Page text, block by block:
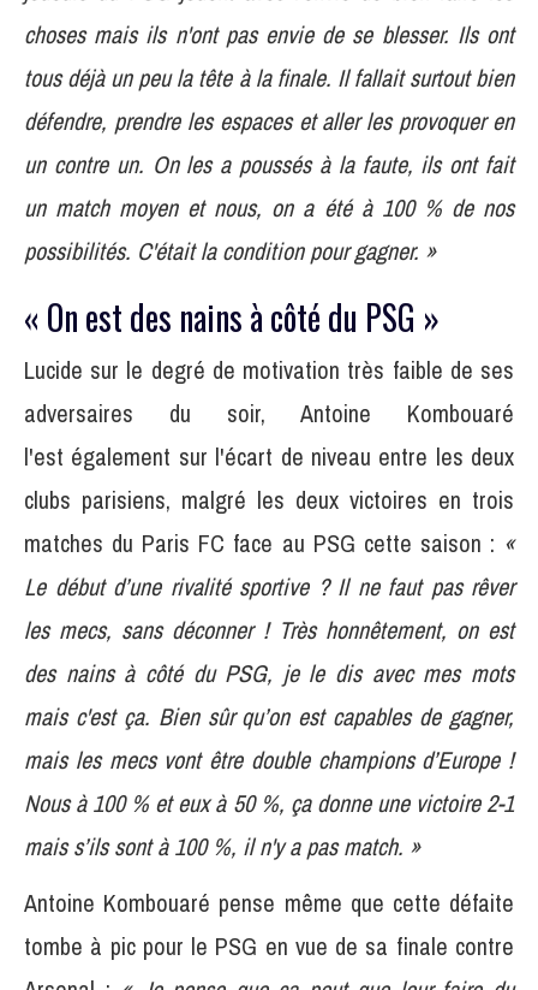
choses mais ils n'ont pas envie de se blesser. Ils ont
tous déjà un peu la tête à la finale. Il fallait surtout bien
défendre, prendre les espaces et aller les provoquer en
un contre un. On les a poussés à la faute, ils ont fait
un match moyen et nous, on a été à 100 % de nos
possibilités. C'était la condition pour gagner. »
« On est des nains à côté du PSG »
Lucide sur le degré de motivation très faible de ses
adversaires du soir, Antoine Kombouaré
l'est également sur l'écart de niveau entre les deux
clubs parisiens, malgré les deux victoires en trois
matches du Paris FC face au PSG cette saison : «
Le début d’une rivalité sportive ? Il ne faut pas rêver
les mecs, sans déconner ! Très honnêtement, on est
des nains à côté du PSG, je le dis avec mes mots
mais c'est ça. Bien sûr qu’on est capables de gagner,
mais les mecs vont être double champions d’Europe !
Nous à 100 % et eux à 50 %, ça donne une victoire 2-1
mais s’ils sont à 100 %, il n'y a pas match. »
Antoine Kombouaré pense même que cette défaite
tombe à pic pour le PSG en vue de sa finale contre